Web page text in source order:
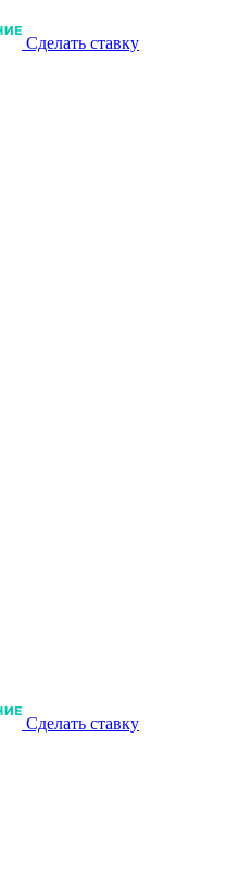
Сделать ставку
Сделать ставку